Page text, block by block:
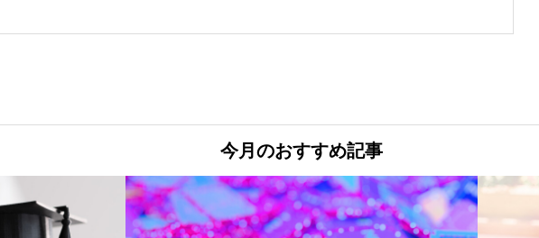
今月のおすすめ記事